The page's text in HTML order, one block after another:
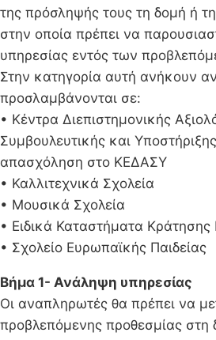
της πρόσληψής τους τη δομή ή
στην οποία πρέπει να
υπηρεσίας εντός των
Στην κατηγορία αυτή ανήκουν
προσλαμβάνονται σε:
• Κέντρα Διεπιστημονικής
Συμβουλευτικής και
απασχόληση στο ΚΕΔΑΣΥ
• Καλλιτεχνικά Σχολεία
• Μουσικά Σχολεία
• Ειδικά Καταστήματα
• Σχολείο Ευρωπαϊκής Παιδείας
Βήμα 1- Ανάληψη υπηρεσίας
Οι αναπληρωτές θα πρέπει να
προβλεπόμενης προθεσμίας στη